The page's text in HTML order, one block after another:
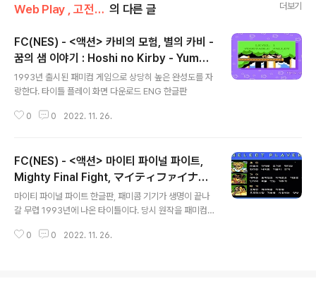
Web Play , 고전/FC(NES) 의 다른 글 더보기
FC(NES) - <액션> 카비의 모험, 별의 카비 -
꿈의 샘 이야기 : Hoshi no Kirby - Yume
no Izumi no Monogatari, Kirby's Adv
enture, 星のカービィ 夢の泉の物語
1993년 출시된 패미컴 게임으로 상당히 높은 완성도를 자
랑한다. 타이틀 플레이 화면 다운로드 ENG 한글판
0 0 2022. 11. 26.
FC(NES) - <액션> 마이티 파이널 파이트,
Mighty Final Fight, マイティファイナル
ファイト
마이티 파이널 파이트 한글판, 패미콤 기기가 생명이 끝나
갈 무렵 1993년에 나온 타이틀이다. 당시 원작을 패미컴
의 오리지날 게임을 만들었다. 그래서 패미컴에서 인기가
0 0 2022. 11. 26.